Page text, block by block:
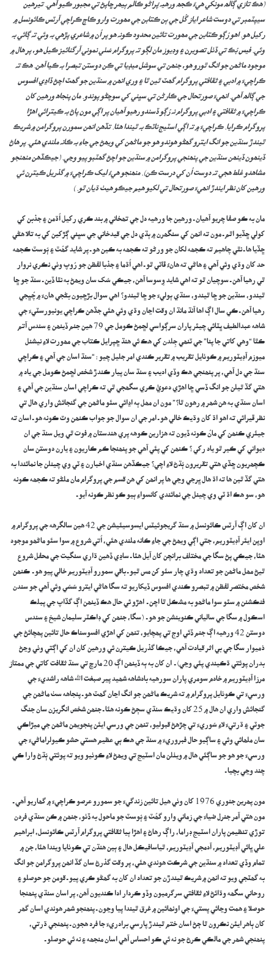
(ھڪ تازي ڳالھ مونکي ھيءُ ڪجھ ورھيہ پُراڻو ڪالم ٻيھر ڇاپڻ تي مجبور ڪيو آھي. تيرھين
سيپٽمبر تي دوست شاعر اياز گُل جي ٻن ڪتابن جي مھورت وارو ڪاڄ ڪراچي آرٽس ڪائونسل ۾
رکيل ھو. اھو رُڳو ڪتابن جي مھورت تائين محدود ڪونہ ھو پر اُن ۾ شاعري پڙھي بہ وئي تہ ڳائي بہ
وئي. فيس بُڪ تي ڏٺل تصويرن ۽ وڊيوز مان لڳو تہ پروگرام سُٺي نموني آرگنائيز ڪيل ھو، پر ھال ۾
موجود ماڻھن جو انگ ٿورو ھو، جنھن تي سوشل ميڊيا تي ڪِن دوستن تبصرا بہ ڪيا آھن. ھڪ تہ
ڪراچيءَ ۾ ادبي ۽ ثقافتي پروگرام گھٽ ٿين ٿا ۽ وري انھن ۾ سنڌين جو گھٽ اچڻ ڏاڍي افسوس
جي ڳالھ آھي. انھيءَ صورتحال جي ڪارڻن تي سڀني کي سوچڻو پوندو. مان پنجاھ ورھين کان
ڪراچيءَ ۾ ثقافتي ۽ ادبي پروگرام نہ رُڳو ڏسندو رھيو آھيان پر اڳي مون پاڻ بہ ڪيترائي اھڙا
پروگرام ڪرايا. ڪراچيءَ ۾ تہ اڳي اسٽيج ناٽڪ بہ ٿيندا ھئا. تڏھن انھن سمورن پروگرامن ۾ شريڪ
ٿيندڙ سنڌين جو انگ ايترو گھڻو ھوندو ھو جو ماڻھن کي ويھڻ جي جاءِ بہ ڪانہ ملندي ھئي. پر ھاڻ
ڏينھون ڏينھن سنڌين جي پنھنجي پروگرامن ۾ سنڌين جو اچڻ گھٽبو پيو وڃي. (جيڪڏھن منھنجو
مشاھدو غلط ھجي تہ دوست اُن کي درست ڪن). منھنجو ھيءُ ليک ڪراچيءَ ۾ گذريل ڪيترن ئي
ورھين کان نظر ايندڙ انھيءَ صورتحال تي لکيو ھيم جيڪو ھيٺ ڌيان ٿو. )
مان به ڪو صفا چريو آھيان ـ ورھين جا ورھيه دل جي تھخاني ۾ بند ڪري رکيل اُڌمن ۽ جذبن کي
کولي ڇڏيو اٿم ـ مون ته انھن کي سنگھرن ۾ ٻڌي دل جي قيدخاني جي سڀني ڳڙکين کي به تالا ھڻي
ڇڏيا ھا ـ نٿي چاھيم ته ڪجھه لکان جو ورڻو ته ڪجھه به ڪين ھو ـ پر شايد گھُٽ ۽ ٻُوسٽ ڪجھه
حد کان وڌي وئي آھي ۽ ھاڻي ته ھانءُ ڦاٽي ٿو ـ اھي اُڌما ۽ جذبا لفظن جو رُوپ وٺي نڪري نروار
ٿي رھيا آھن ـ سوچيان ٿو ته اھي شايد وِسوسا آھن، جيڪي سُک سان ويھڻ به نٿا ڏين ـ سنڌ جو ڇا
ٿيندو، سنڌين جو ڇا ٿيندو، سنڌي ٻوليءَ جو ڇا ٿيندو؟ اھي سوال بڙڇيون بڻجي ھانءَ ۾ چُڀجي
رھيا آھن ـ ڪي سال اڳ اھا آنڌ مانڌ ان وقت اڃان وڌي وئي ھئي جڏھن ڪراچي يونيورسٽيءَ جي
شاھه عبدالطيف ڀٽائي چيئر پاران سرڳواسي لڇمڻ ڪومل جي 79 ھين جنم ڏينھن ۽ سندس آتم
ڪٿا “وھي کاتي جا پنا” جي ٽنھي جِلدن کي ھڪ ئي ھنڌ ڇپرايل ڪتاب جي مھورت لاءِ نيشنل
ميوزم آڊيٽوريم ۾ ڪوٺايل تقريب ۾ تقرير ڪندي امر جليل چيو : “سنڌ اسان جي آھي ۽ ڪراچي
سنڌ جي دل آھي، پر پنھنجي ھڪ وڏي اديب ۽ سنڌ سان پيار ڪندڙ شخص لڇمڻ ڪومل جي ياد ۾
ھتي گڏ ٿيلن جو انگ ڏسي ڇا اھڙي دعوى ڪري سگھجي ٿي ته ڪراچي اسان سنڌين جي آھي ۽
اسان سنڌي به ھن شھر ۾ رھون ٿا؟” مون ان مھل ٻه اڍائي سئو ماڻھن جي گنجائش واري ھال تي
نظر ڦيرائي ته اھو اڌ کان وڌيڪ خالي ھو ـ امر جي ان سوال جو جواب ڪنھن وٽ ڪونه ھو ـ اسان ته
جيئري ڪنھن کي مانُ ڪونه ڏيون ته ھزارين ڪوھه پري ھندستان ۾ فوت ٿي ويل سنڌ جي ان
ديواني کي ڪير ٿو ياد رکي ؟ ڪنھن کي پئي آھي جو پنھنجا ڪم ڪاريون ۽ يارن دوستن سان
ڪچھريون ڇڏي ھتي تقريرون ٻُڌڻ لاءِ اچي؟ جيڪڏھن سنڌي اخبارن ۽ ٽي وي چينلن جا نمائندا به
ھتي گڏ ٿين ھا ته اڌ ھال ڀرجي وڃي ھا پر انھن کي ھن قسم جي پروگرام مان ملڻو ته ڪجھه ڪونه
ھو، سو ھڪ اڌ ٽي وي چينل جي نمائندي کانسواءِ ٻيو ڪو نظر ڪونه آيو ـ
ان کان اڳ آرٽس ڪائونسل ۾ سنڌ گريجوئيٽس ايسوسيئيشن جي 42 ھين سالگرھه جي پروگرام ۾
اوپن ايئر آڊيٽوريم، جتي اڳي ويھڻ جي جاءِ ڪانه ملندي ھئي، اُتي شروع ۾ سوا سئو ماڻھو موجود
ھئا، جيڪي پڻ سگا جي مختلف برانچن کان آيل ھئا ـ ساڍي ڏھين ڌاري سنگيت جي محفل شروع
ٿيڻ مھل ماڻھن جو تعداد وڌي چار سئو کن مس ٿيو ـ باقي سمورو آڊيٽوريم خالي پيو ھو ـ ڪنھن
شخص مختصر لفظن ۾ تبصرو ڪندي افسوس ڏيکاريو ته سگا ھاڻي ايترو سُسُي وئي آھي جو سندن
فنڪشنن ۾ سئو سوا ماڻھو به مشڪل ٿا اچن ـ اھڙو ئي حال ھڪ ڏينھن اڳ گڏاپ جي پبلڪ
اسڪول ۾ سگا جي سالياني ڪنوينشن جو ھو ـ (سگا، جنھن کي ڊاڪٽر سليمان شيخ ۽ سندس
دوستن 42 ورھيه اڳ جنم ڏئي اوج تي پھچايو، تنھن کي اھڙي افسوسناڪ حال تائين پھچائڻ جي
ذميوار سگا جي بي اثر قيادت آھي، جيڪا گذريل ڪيترن ئي ورھين کان ان کي اڳتي وٺي وڃڻ
بدران پوئتي ڌڪيندي پئي وڃي) ـ ان کان به ٻه ڏينھن اڳ 20 مارچ تي سنڌ ثقافت کاتي جي ممتاز
مرزا آڊيٽوريم ۾ خادم سومري پاران سورھيه بادشاھه شھيد پير صبغت الله شاھه راشديءَ جي
ورسيءَ تي ڪوٺايل پروگرام ۾ ته شريڪ ماڻھن جو انگ اڃان گھٽ ھو ـ پنجاھه سٺ ماڻھن جي
گنجائش واري ان ھال ۾ 25 کان وڌيڪ سنڌي سڄڻ ڪونه ھئا ـ جنھن شخص انگريزن سان جنگ
جوٽي ۽ ڌرتيءَ لاءِ سُوريءَ تي چڙھڻ قبوليو، تنھن جي ورسي ايئن پنجويھن ماڻھن جي ميڙاڪي
سان ملھائي وئي ۽ ساڳيو حال فبروريءَ ۾ سنڌ جي ھڪ ٻي عظيم ھستي حشو ڪيولراماڻيءَ جي
ورسيءَ جو ھو جو ساڳئي ھال ۾ ويٺلن مان اسٽيج تي ويھڻ لاءِ ڪوٺيو ويو ته پوئتي ٻُڌڻ وارا ڪي
چند وڃي بچيا ـ
مون پھرين جنوري 1976 کان وٺي ھيل تائين زندگيءَ جو سمورو عرصو ڪراچيءَ ۾ گھاريو آھي ـ
مون ھتي آمر جنرل ضياءَ جي زماني وارو گھُٽ ۽ ٻُوسٽ جو ماحول به ڏٺو، جنھن ۾ ڪن سنڌي فردن
توڙي تنظيمن پاران اسٽيج ڊراما، راڳ رھاڻ ۽ اھڙا ٻيا ثقافتي پروگرام آرٽس ڪائونسل، ابراھيم
علي ڀائي آڊيٽوريم، آدمجي آڊيٽوريم، ٿياسافيڪل ھال ۽ ٻين ھنڌن تي ڪوٺايا ويندا ھئا، جن ۾
تمام وڏي تعداد ۾ سنڌين جي شرڪت ھوندي ھئي، پر وقت گذرڻ سان گڏ انھن پروگرامن جو انگ
به گھٽجي ويو ته انھن ۾ شريڪ ٿيندڙن جو تعداد ان کان به گھڻو ڪري پيو ـ قومن جو حوصلو ۽
روحاني سگھه وڌائڻ لاءِ ثقافتي سرگرميون وڏو ڪردار ادا ڪنديون آھن، پر اسان سنڌي پنھنجا
حوصلا ۽ ھمت وڃائي پستيءَ جي اونھائين ۾ غرق ٿيندا پيا وڃون ـ پنھنجو شھر ھوندي اسان گھر
کان ٻاھر ايئن نڪرون ٿا ڄڻ اسان ختم ٿيندڙ پارسي برادريءَ جا فرد ھجون ـ پنھنجي ڌرتي،
پنھنجي شھر جي مالڪي ڪرڻ جو نه ئي ڪو احساس آھي اسان منجھه ۽ نه ئي حوصلو ـ